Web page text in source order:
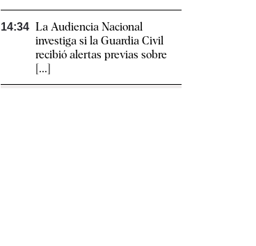
14:34 La Audiencia Nacional
investiga si la Guardia Civil
recibió alertas previas sobre
[...]